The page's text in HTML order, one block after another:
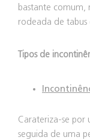
bastante comum,
rodeada de tabus
Tipos de
Carateriza-se por
seguida de uma